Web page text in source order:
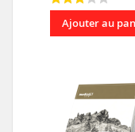
Ajouter au